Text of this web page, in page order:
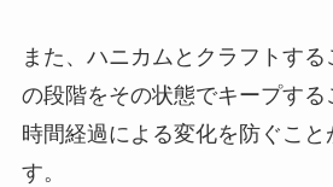
また、ハニカムとクラフトす
の段階をその状態でキープする
時間経過による変化を防ぐこと
す。